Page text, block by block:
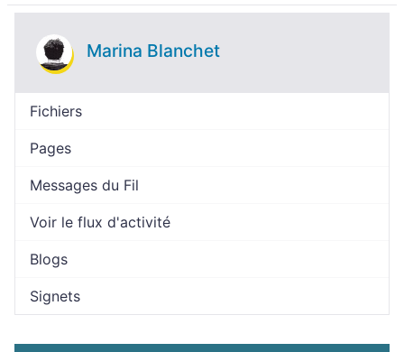
Marina Blanchet
Fichiers
Pages
Messages du Fil
Voir le flux d'activité
Blogs
Signets